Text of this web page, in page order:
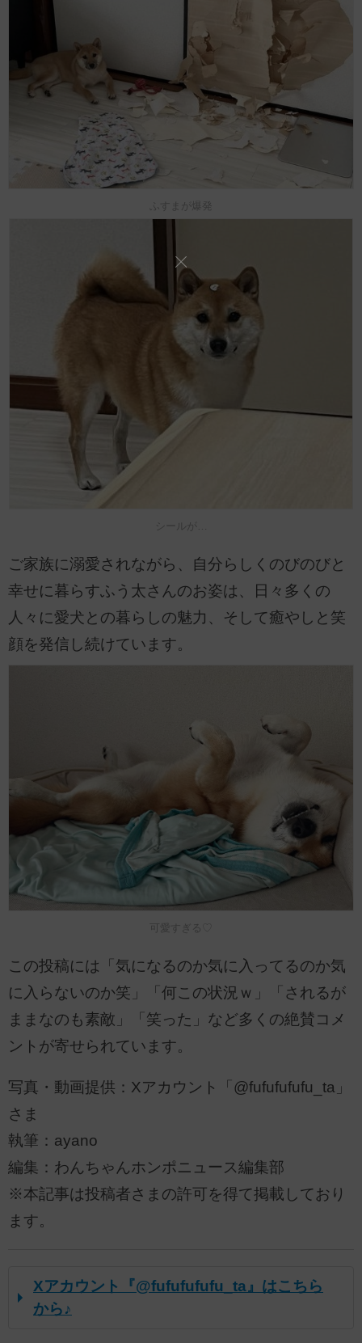
ふすまが爆発
シールが…
ご家族に溺愛されながら、自分らしくのびのびと
幸せに暮らすふう太さんのお姿は、日々多くの
人々に愛犬との暮らしの魅力、そして癒やしと笑
顔を発信し続けています。
可愛すぎる♡
この投稿には「気になるのか気に入ってるのか気
に入らないのか笑」「何この状況ｗ」「されるが
ままなのも素敵」「笑った」など多くの絶賛コメ
ントが寄せられています。
写真・動画提供：Xアカウント「@fufufufufu_ta」
さま
執筆：ayano
編集：わんちゃんホンポニュース編集部
※本記事は投稿者さまの許可を得て掲載しており
ます。
Xアカウント『@fufufufufu_ta』はこちら
から♪